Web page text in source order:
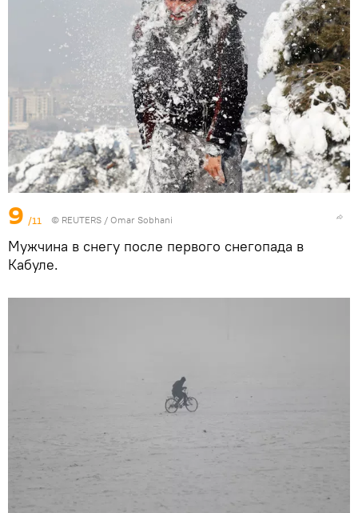
9 /11 © REUTERS / Omar Sobhani
Мужчина в снегу после первого снегопада в
Кабуле.